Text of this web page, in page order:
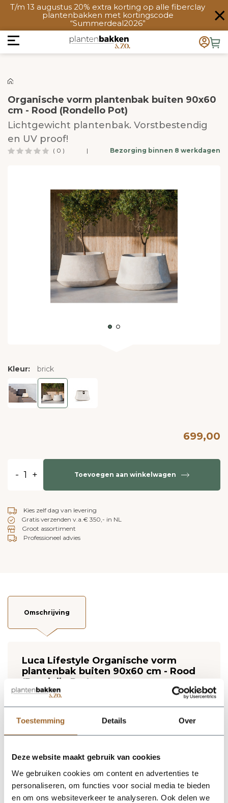
Toestemming Details Over
Deze website maakt gebruik van cookies
We gebruiken cookies om content en advertenties te
personaliseren, om functies voor social media te bieden
en om ons websiteverkeer te analyseren. Ook delen we
T/m 13 augustus 20% extra korting op alle fiberclay
plantenbakken met kortingscode
“Summerdeal2026”
Organische vorm plantenbak buiten 90x60
cm - Rood (Rondello Pot)
Lichtgewicht plantenbak. Vorstbestendig
en UV proof!
( 0 ) | Bezorging binnen 8 werkdagen
Kleur: brick
699,00
- + Toevoegen aan winkelwagen
Kies zelf dag van levering
Gratis verzenden v.a.€ 350,- in NL
Groot assortiment
Professioneel advies
Omschrijving
Luca Lifestyle Organische vorm
plantenbak buiten 90x60 cm - Rood
(Rondello Pot)
Lichtgewicht plantenbak. Vorstbestendig en UV
Wij leveren rechtstreeks vanuit het magazijn van
Luca Lifestyle. Mocht het product niet op voorraad
zijn, nemen we contact met je op.
sfeer, volume en een verzorgde uitstraling in elke ruimte.
Dankzij de potvorm krijgt deze plantenbak een herkenbaar
silhouet dat mooi combineert met zowel moderne als